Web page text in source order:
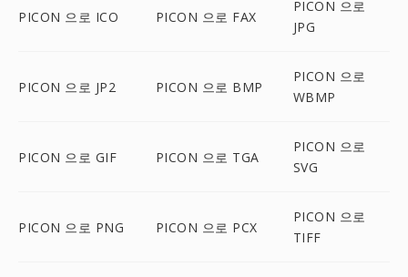
PICON 으로 ICO PICON 으로 FAX
PICON 으로
JPG
PICON 으로 JP2 PICON 으로 BMP
PICON 으로
WBMP
PICON 으로 GIF PICON 으로 TGA
PICON 으로
SVG
PICON 으로 PNG PICON 으로 PCX
PICON 으로
TIFF